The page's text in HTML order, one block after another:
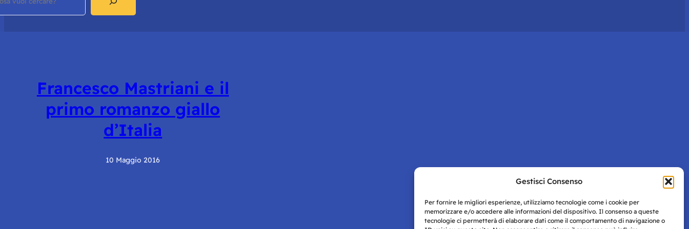
Gestisci Consenso
Per fornire le migliori esperienze, utilizziamo tecnologie come i cookie per
memorizzare e/o accedere alle informazioni del dispositivo. Il consenso a queste
tecnologie ci permetterà di elaborare dati come il comportamento di navigazione o
Francesco Mastriani e il
primo romanzo giallo
d’Italia
10 Maggio 2016